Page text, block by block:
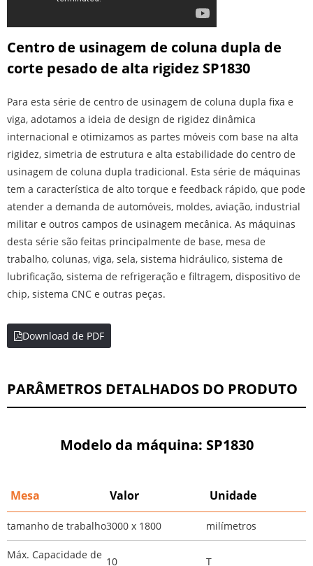
Centro de usinagem de coluna dupla de
corte pesado de alta rigidez SP1830
Para esta série de centro de usinagem de coluna dupla fixa e
viga, adotamos a ideia de design de rigidez dinâmica
internacional e otimizamos as partes móveis com base na alta
rigidez, simetria de estrutura e alta estabilidade do centro de
usinagem de coluna dupla tradicional. Esta série de máquinas
tem a característica de alto torque e feedback rápido, que pode
atender a demanda de automóveis, moldes, aviação, industrial
militar e outros campos de usinagem mecânica. As máquinas
desta série são feitas principalmente de base, mesa de
trabalho, colunas, viga, sela, sistema hidráulico, sistema de
lubrificação, sistema de refrigeração e filtragem, dispositivo de
chip, sistema CNC e outras peças.
Download de PDF
PARÂMETROS DETALHADOS DO PRODUTO
Modelo da máquina: SP1830
Mesa Valor Unidade
tamanho de trabalho3000 x 1800 milímetros
Máx. Capacidade de
10 T